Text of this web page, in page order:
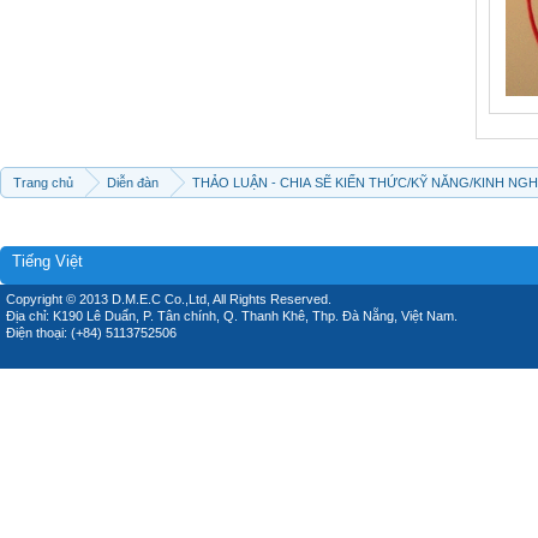
Trang chủ Diễn đàn THẢO LUẬN - CHIA SẼ KIẾN THỨC/KỸ NĂNG/KINH
Tiếng Việt
Copyright © 2013 D.M.E.C Co.,Ltd, All Rights Reserved.
Địa chỉ: K190 Lê Duẩn, P. Tân chính, Q. Thanh Khê, Thp. Đà Nẵng, Việt Nam.
Điện thoại: (+84) 5113752506